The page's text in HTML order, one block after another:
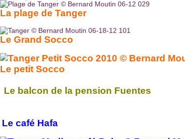
La plage de Tanger
Le Grand Socco
Le petit Socco
Le balcon de la pension Fuentes
Le café Hafa